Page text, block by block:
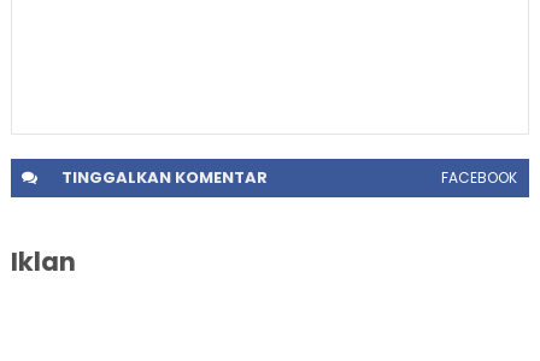
TINGGALKANKOMENTAR FACEBOOK
Iklan